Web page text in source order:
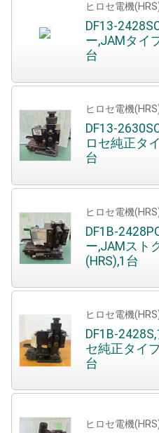
ヒロセ電機
DF13-
ー,JAMタイ
台
ヒロセ電機
DF13-
ロセ純正タ
台
ヒロセ電機
DF1B-
ー,JAMスト
(HRS),1台
ヒロセ電機
DF1B-
セ純正タイ
台
ヒロセ電機